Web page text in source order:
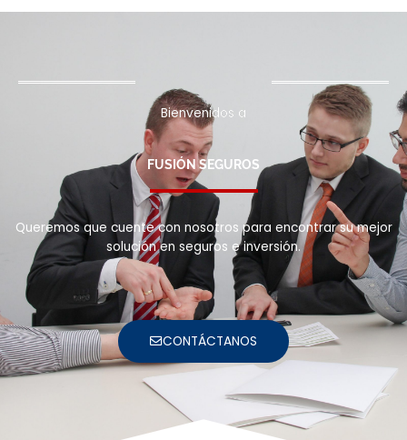
Bienvenidos a
FUSIÓN SEGUROS
Queremos que cuente con nosotros para encontrar su mejor
solución en seguros e inversión.
CONTÁCTANOS